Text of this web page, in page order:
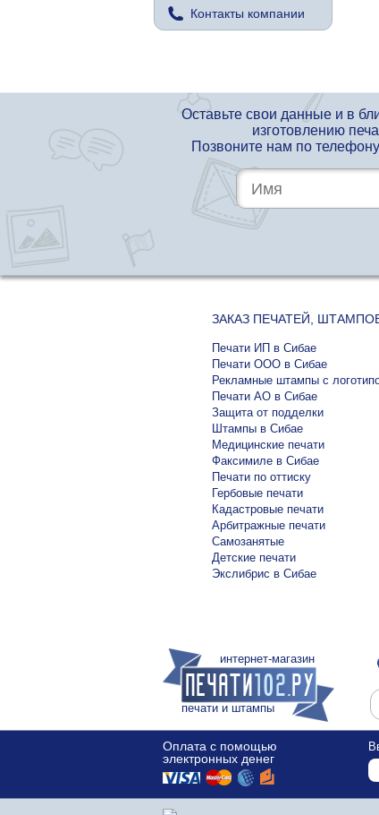
Контакты компании
Оставьте свои данные и в
изготовлению
Позвоните нам по телефону
ЗАКАЗ ПЕЧАТЕЙ,
Печати ИП в Сибае
Печати ООО в Сибае
Рекламные штампы с
Печати АО в Сибае
Защита от подделки
Штампы в Сибае
Медицинские печати
Факсимиле в Сибае
Печати по оттиску
Гербовые печати
Кадастровые печати
Арбитражные печати
Самозанятые
Детские печати
Экслибрис в Сибае
интернет-магазин
печати и штампы
Оплата с помощью
электронных денег